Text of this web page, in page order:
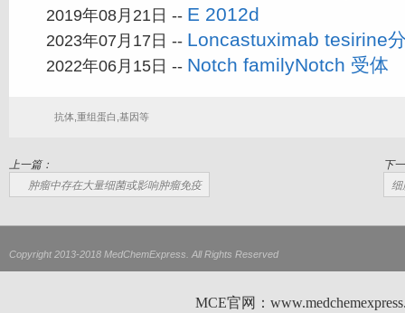
2019年08月21日 -- E 2012d
2023年07月17日 -- Loncastuximab tesirine
2022年06月15日 -- Notch familyNotch 受体
抗体,重组蛋白,基因等
上一篇：
肿瘤中存在大量细菌或影响肿瘤免疫
下
Copyright 2013-2018 MedChemExpress. All Rights Reserved
MCE官网：